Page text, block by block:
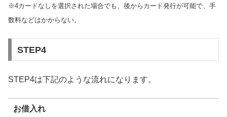
※4カードなしを選択された場合でも、後からカード発行が可能で、手
数料などはかからない。
STEP4
STEP4は下記のような流れになります。
お借入れ